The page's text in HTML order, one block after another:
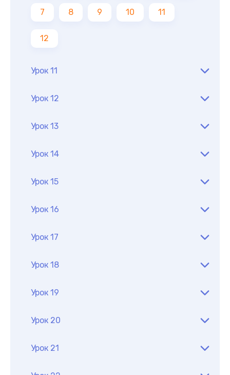
7 8 9 10 11
12
Урок 11
Урок 12
Урок 13
Урок 14
Урок 15
Урок 16
Урок 17
Урок 18
Урок 19
Урок 20
Урок 21